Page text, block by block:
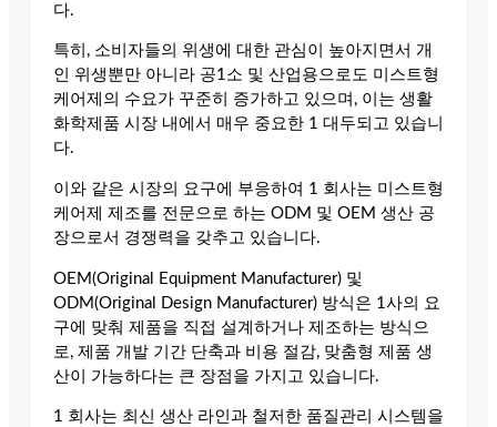
다.
특히, 소비자들의 위생에 대한 관심이 높아지면서 개
인 위생뿐만 아니라 공1소 및 산업용으로도 미스트형
케어제의 수요가 꾸준히 증가하고 있으며, 이는 생활
화학제품 시장 내에서 매우 중요한 1 대두되고 있습니
다.
이와 같은 시장의 요구에 부응하여 1 회사는 미스트형
케어제 제조를 전문으로 하는 ODM 및 OEM 생산 공
장으로서 경쟁력을 갖추고 있습니다.
OEM(Original Equipment Manufacturer) 및
ODM(Original Design Manufacturer) 방식은 1사의 요
구에 맞춰 제품을 직접 설계하거나 제조하는 방식으
로, 제품 개발 기간 단축과 비용 절감, 맞춤형 제품 생
산이 가능하다는 큰 장점을 가지고 있습니다.
1 회사는 최신 생산 라인과 철저한 품질관리 시스템을